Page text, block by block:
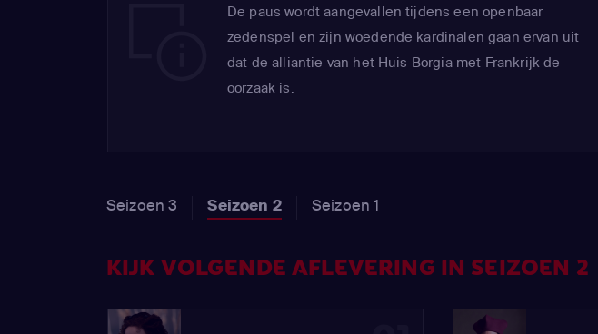
De paus wordt aangevallen tijdens een openbaar
zedenspel en zijn woedende kardinalen gaan ervan uit
dat de alliantie van het Huis Borgia met Frankrijk de
oorzaak is.
Seizoen 3 Seizoen 2 Seizoen 1
KIJK VOLGENDE AFLEVERING IN SEIZOEN 2